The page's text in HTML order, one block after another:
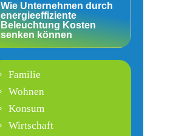
Wie Unternehmen durch
energieeffiziente
Beleuchtung Kosten
senken können
Familie
Wohnen
Konsum
Wirtschaft